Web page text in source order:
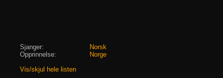
Sjanger:
Norsk
Opprinnelse:
Norge
Vis/skjul hele listen